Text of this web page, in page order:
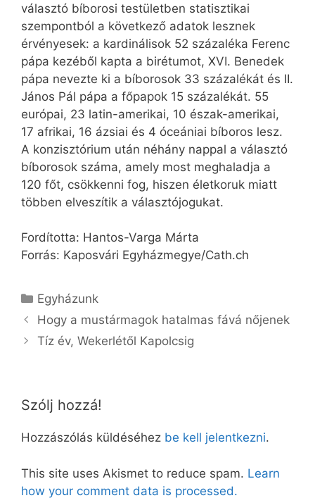
választó bíborosi testületben statisztikai
szempontból a következő adatok lesznek
érvényesek: a kardinálisok 52 százaléka Ferenc
pápa kezéből kapta a birétumot, XVI. Benedek
pápa nevezte ki a bíborosok 33 százalékát és II.
János Pál pápa a főpapok 15 százalékát. 55
európai, 23 latin-amerikai, 10 észak-amerikai,
17 afrikai, 16 ázsiai és 4 óceániai bíboros lesz.
A konzisztórium után néhány nappal a választó
bíborosok száma, amely most meghaladja a
120 főt, csökkenni fog, hiszen életkoruk miatt
többen elveszítik a választójogukat.
Fordította: Hantos-Varga Márta
Forrás: Kaposvári Egyházmegye/Cath.ch
Kategória
Egyházunk
Hogy a mustármagok hatalmas fává nőjenek
Tíz év, Wekerlétől Kapolcsig
Szólj hozzá!
Hozzászólás küldéséhez be kell jelentkezni.
This site uses Akismet to reduce spam. Learn
how your comment data is processed.